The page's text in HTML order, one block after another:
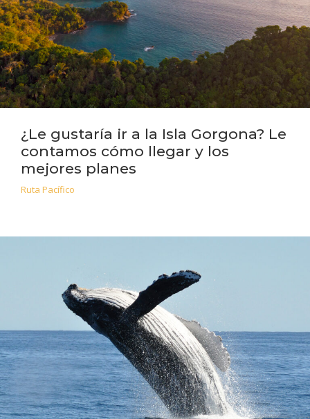
¿Le gustaría ir a la Isla Gorgona? Le
contamos cómo llegar y los
mejores planes
Ruta Pacífico